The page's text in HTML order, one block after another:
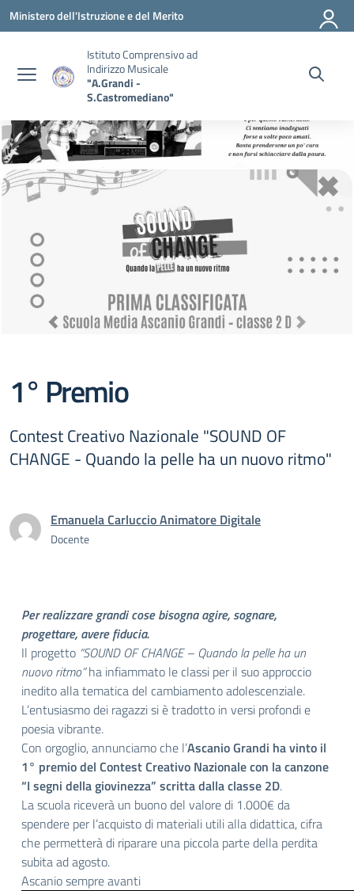
Vai ai contenuti
Vai al menu di navigazione
Vai al footer
Ministero dell'Istruzione e del Merito
Istituto Comprensivo ad
Indirizzo Musicale
"A.Grandi -
S.Castromediano"
1° Premio
Contest Creativo Nazionale "SOUND OF
CHANGE - Quando la pelle ha un nuovo ritmo"
Emanuela Carluccio Animatore Digitale
Docente
Per realizzare grandi cose bisogna agire, sognare,
progettare, avere fiducia.
Il progetto “SOUND OF CHANGE – Quando la pelle ha un
nuovo ritmo”ha infiammato le classi per il suo approccio
inedito alla tematica del cambiamento adolescenziale.
L’entusiasmo dei ragazzi si è tradotto in versi profondi e
poesia vibrante.
Con orgoglio, annunciamo che l’Ascanio Grandi ha vinto il
1° premio del Contest Creativo Nazionale con la canzone
“I segni della giovinezza” scritta dalla classe 2D.
La scuola riceverà un buono del valore di 1.000€ da
spendere per l’acquisto di materiali utili alla didattica, cifra
che permetterà di riparare una piccola parte della perdita
subita ad agosto.
Ascanio sempre avanti